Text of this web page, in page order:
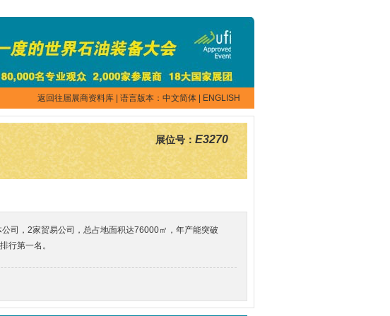
返回往届展商资料库 | 语言版本： 中文简体 ENGLISH
展位号：E3270
司，2家贸易公司，总占地面积达76000㎡，年产能突破
行第一名。